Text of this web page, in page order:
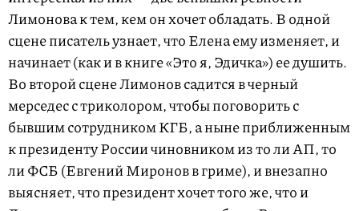
Лимонова к тем, кем он хочет обладать. В одной
сцене писатель узнает, что Елена ему изменяет, и
начинает (как и в книге «Это я, Эдичка») ее душить.
Во второй сцене Лимонов садится в черный
мерседес с триколором, чтобы поговорить с
бывшим сотрудником КГБ, а ныне приближенным
к президенту России чиновником из то ли АП, то
ли ФСБ (Евгений Миронов в гриме), и внезапно
выясняет, что президент хочет того же, что и